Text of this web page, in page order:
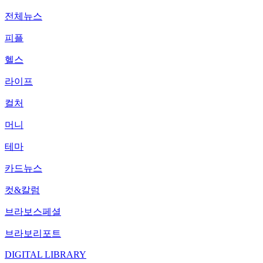
전체뉴스
피플
헬스
라이프
컬처
머니
테마
카드뉴스
컷&칼럼
브라보스페셜
브라보리포트
DIGITAL LIBRARY